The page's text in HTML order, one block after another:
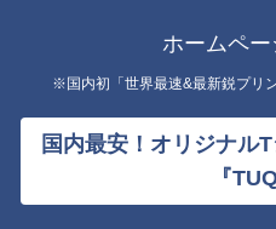
ホームペ
※国内初「世界最速&最新鋭プリ
国内最安！オリジナル
『